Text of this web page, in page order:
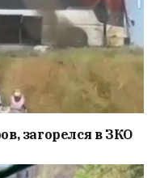
загорелся в ЗКО